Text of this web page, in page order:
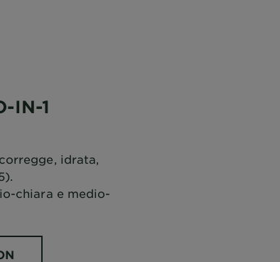
IN-1
idrata,
chiara e medio-